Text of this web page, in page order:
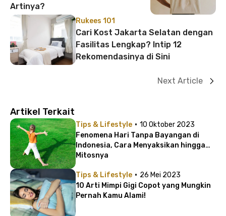
Artinya?
Rukees 101
Cari Kost Jakarta Selatan dengan
Fasilitas Lengkap? Intip 12
Rekomendasinya di Sini
Next Article
Artikel Terkait
Tips & Lifestyle · 10 Oktober 2023
Fenomena Hari Tanpa Bayangan di
Indonesia, Cara Menyaksikan hingga
Mitosnya
Tips & Lifestyle · 26 Mei 2023
10 Arti Mimpi Gigi Copot yang Mungkin
Pernah Kamu Alami!